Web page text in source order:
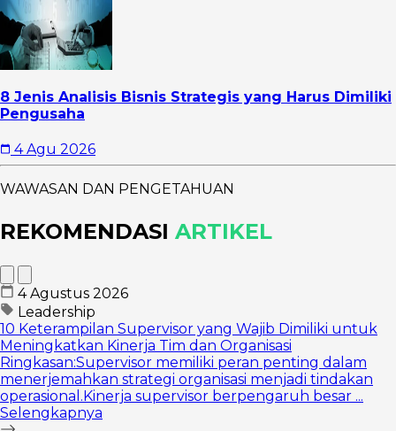
8 Jenis Analisis Bisnis Strategis yang Harus Dimiliki
Pengusaha
4 Agu 2026
WAWASAN DAN PENGETAHUAN
REKOMENDASI ARTIKEL
4 Agustus 2026
Leadership
10 Keterampilan Supervisor yang Wajib Dimiliki untuk
Meningkatkan Kinerja Tim dan Organisasi
Ringkasan:Supervisor memiliki peran penting dalam
menerjemahkan strategi organisasi menjadi tindakan
operasional.Kinerja supervisor berpengaruh besar ...
Selengkapnya